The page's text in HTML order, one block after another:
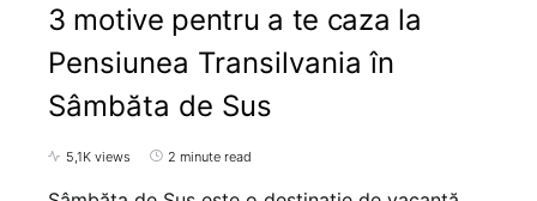
3 motive pentru a te caza la
Pensiunea Transilvania în
Sâmbăta de Sus
5,1K views 2 minute read